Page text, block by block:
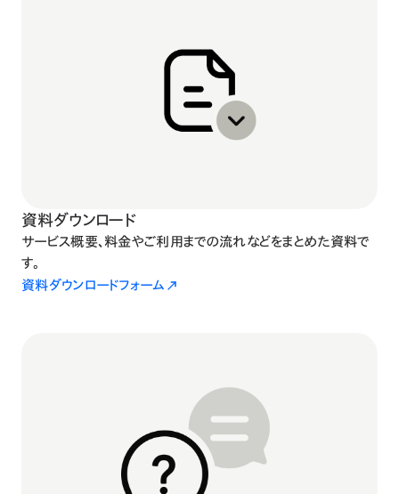
資料ダウンロード
サービス概要、料金やご利用までの流れなどをまとめた資料で
す。
資料ダウンロードフォーム